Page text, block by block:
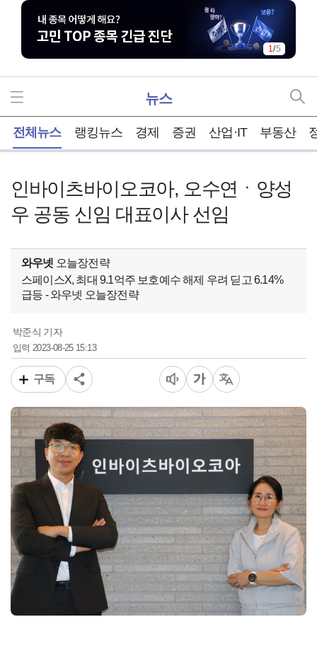
1/5
뉴스
전체뉴스 랭킹뉴스 경제 증권 산업·IT 부동산
인바이츠바이오코아, 오수연ㆍ양성
우 공동 신임 대표이사 선임
와우넷 오늘장전략
스페이스X, 최대 9.1억주 보호예수 해제 우려 딛고 6.14%
급등 - 와우넷 오늘장전략
박준식 기자
입력2023-08-25 15:13
구독